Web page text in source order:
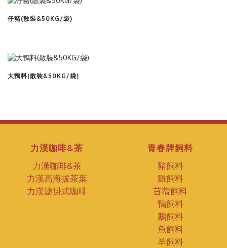
仔豬(散裝&50KG/袋)
大鴨料(散裝&50KG/袋)
力漢咖啡&茶
力漢咖啡&茶
力漢高海拔茶葉
力漢濾掛式咖啡
青春牌飼料
豬飼料
雞飼料
苜蓿飼料
鴨飼料
鵝飼料
魚飼料
羊飼料